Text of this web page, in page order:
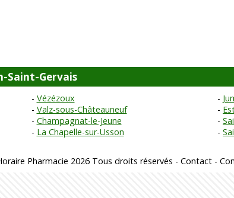
Saint-Gervais
Vézézoux
Valz-sous-Châteauneuf
Champagnat-le-Jeune
La Chapelle-sur-Usson
Pharmacie 2026 Tous droits réservés - Contact -